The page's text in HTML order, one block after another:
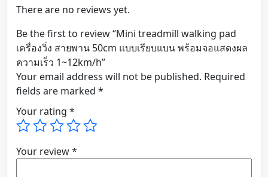
จอแส
ความเร็ว
1~12km/h
quantity
There are no reviews yet.
Be the first to review “Mini treadmill walking pad
เครื่องวิ่ง สายพาน 50cm แบบเรียบแบน พร้อมจอแสดงผล
ความเร็ว 1~12km/h”
Your email address will not be published. Required
fields are marked *
Your rating *
Your review*